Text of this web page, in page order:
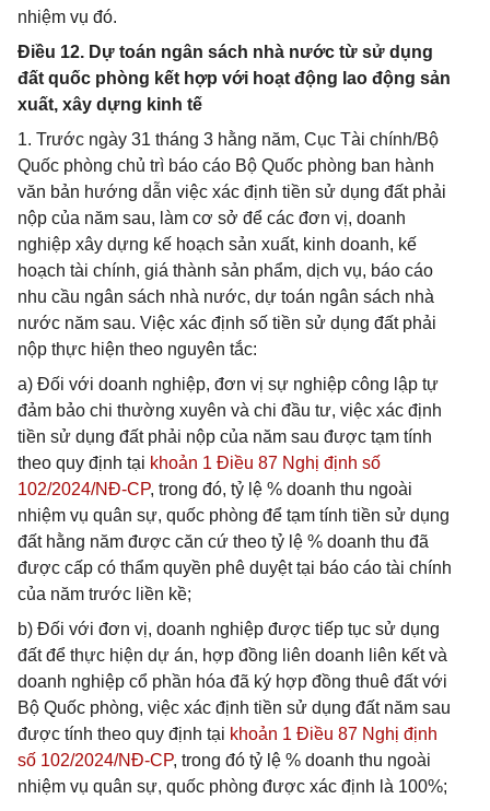
nhiệm vụ đó.
Điều 12. Dự toán ngân sách nhà nước từ sử dụng
đất quốc phòng kết hợp với hoạt động lao động sản
xuất, xây dựng kinh tế
1. Trước ngày 31 tháng 3 hằng năm, Cục Tài chính/Bộ
Quốc phòng chủ trì báo cáo Bộ Quốc phòng ban hành
văn bản hướng dẫn việc xác định tiền sử dụng đất phải
nộp của năm sau, làm cơ sở để các đơn vị, doanh
nghiệp xây dựng kế hoạch sản xuất, kinh doanh, kế
hoạch tài chính, giá thành sản phẩm, dịch vụ, báo cáo
nhu cầu ngân sách nhà nước, dự toán ngân sách nhà
nước năm sau. Việc xác định số tiền sử dụng đất phải
nộp thực hiện theo nguyên tắc:
a) Đối với doanh nghiệp, đơn vị sự nghiệp công lập tự
đảm bảo chi thường xuyên và chi đầu tư, việc xác định
tiền sử dụng đất phải nộp của năm sau được tạm tính
theo quy định tại khoản 1 Điều 87 Nghị định số
102/2024/NĐ-CP, trong đó, tỷ lệ % doanh thu ngoài
nhiệm vụ quân sự, quốc phòng để tạm tính tiền sử dụng
đất hằng năm được căn cứ theo tỷ lệ % doanh thu đã
được cấp có thẩm quyền phê duyệt tại báo cáo tài chính
của năm trước liền kề;
b) Đối với đơn vị, doanh nghiệp được tiếp tục sử dụng
đất để thực hiện dự án, hợp đồng liên doanh liên kết và
doanh nghiệp cổ phần hóa đã ký hợp đồng thuê đất với
Bộ Quốc phòng, việc xác định tiền sử dụng đất năm sau
được tính theo quy định tại khoản 1 Điều 87 Nghị định
số 102/2024/NĐ-CP, trong đó tỷ lệ % doanh thu ngoài
nhiệm vụ quân sự, quốc phòng được xác định là 100%;